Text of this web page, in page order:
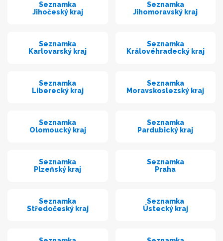
Seznamka
Jihočeský kraj
Seznamka
Jihomoravský kraj
Seznamka
Karlovarský kraj
Seznamka
Královéhradecký kraj
Seznamka
Liberecký kraj
Seznamka
Moravskoslezský kraj
Seznamka
Olomoucký kraj
Seznamka
Pardubický kraj
Seznamka
Plzeňský kraj
Seznamka
Praha
Seznamka
Středočeský kraj
Seznamka
Ústecký kraj